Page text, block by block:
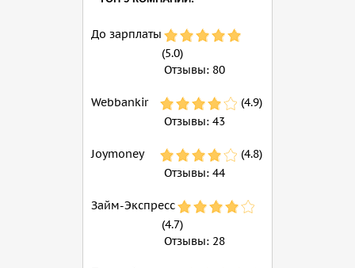
До зарплаты
(5.0)
Отзывы: 80
Webbankir
(4.9)
Отзывы: 43
Joymoney
(4.8)
Отзывы: 44
Займ-Экспресс
(4.7)
Отзывы: 28